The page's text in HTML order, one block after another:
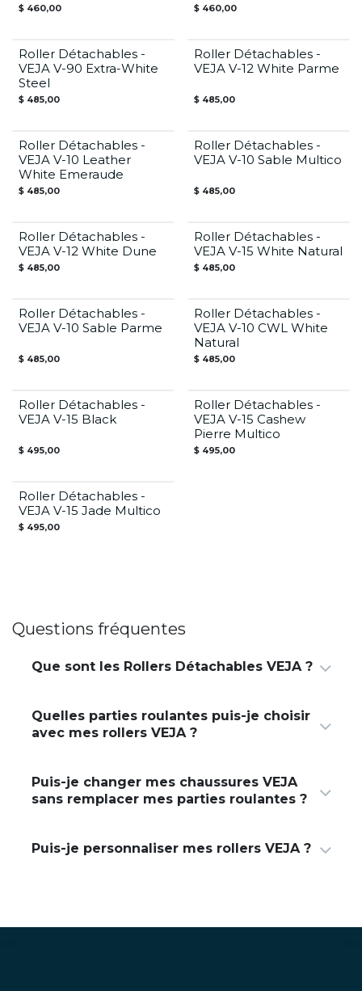
$ 460,00 $ 460,00
Roller Détachables -
VEJA V-90 Extra-White
Steel
$ 485,00
Roller Détachables -
VEJA V-12 White Parme
$ 485,00
Roller Détachables -
VEJA V-10 Leather
White Emeraude
$ 485,00
Roller Détachables -
VEJA V-10 Sable Multico
$ 485,00
Roller Détachables -
VEJA V-12 White Dune
$ 485,00
Roller Détachables -
VEJA V-15 White Natural
$ 485,00
Roller Détachables -
VEJA V-10 Sable Parme
$ 485,00
Roller Détachables -
VEJA V-10 CWL White
Natural
$ 485,00
Roller Détachables -
VEJA V-15 Black
$ 495,00
Roller Détachables -
VEJA V-15 Cashew
Pierre Multico
$ 495,00
Roller Détachables -
VEJA V-15 Jade Multico
$ 495,00
Questions fréquentes
Que sont les Rollers Détachables VEJA ?
Quelles parties roulantes puis-je choisir
avec mes rollers VEJA ?
Puis-je changer mes chaussures VEJA
sans remplacer mes parties roulantes ?
Puis-je personnaliser mes rollers VEJA ?